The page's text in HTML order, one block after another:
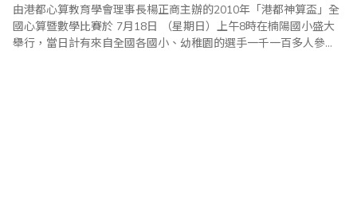
由港都心算教育學會理事長楊正商主辦的2010年「港都神算盃」全
國心算暨數學比賽於 7月18日 （星期日）上午8時在楠陽國小盛大
舉行，當日計有來自全國各國小、幼稚園的選手一千一百多人參